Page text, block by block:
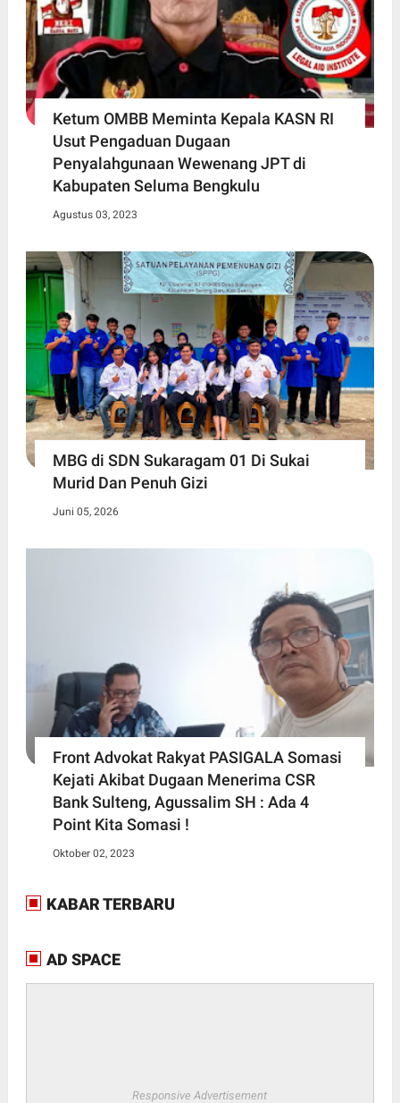
Ketum OMBB Meminta Kepala KASN RI
Usut Pengaduan Dugaan
Penyalahgunaan Wewenang JPT di
Kabupaten Seluma Bengkulu
Agustus 03, 2023
MBG di SDN Sukaragam 01 Di Sukai
Murid Dan Penuh Gizi
Juni 05, 2026
Front Advokat Rakyat PASIGALA Somasi
Kejati Akibat Dugaan Menerima CSR
Bank Sulteng, Agussalim SH : Ada 4
Point Kita Somasi !
Oktober 02, 2023
KABAR TERBARU
AD SPACE
Responsive Advertisement